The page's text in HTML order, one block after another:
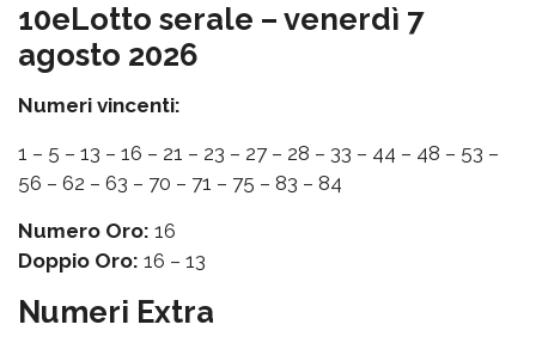
10eLotto serale – venerdì 7
agosto 2026
Numeri vincenti:
1 – 5 – 13 – 16 – 21 – 23 – 27 – 28 – 33 – 44 – 48 – 53 –
56 – 62 – 63 – 70 – 71 – 75 – 83 – 84
Numero Oro: 16
Doppio Oro: 16 – 13
Numeri Extra